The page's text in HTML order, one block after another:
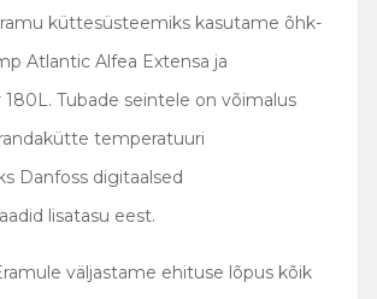
küttesüsteemiks kasutame õhk-
Atlantic Alfea Extensa ja
180L. Tubade seintele on võimalus
temperatuuri
Danfoss digitaalsed
lisatasu eest.
väljastame ehituse lõpus kõik